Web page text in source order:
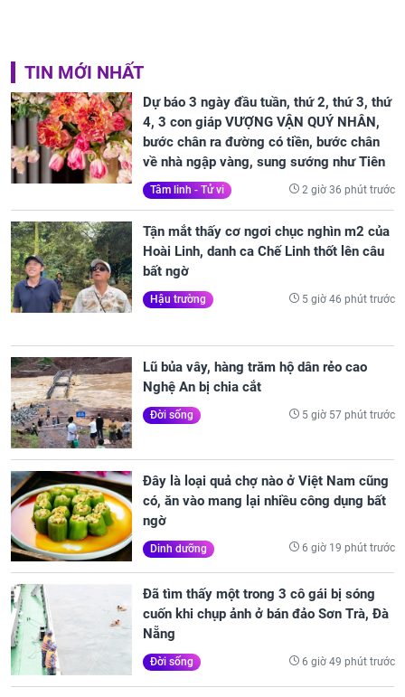
TIN MỚI NHẤT
Dự báo 3 ngày đầu tuần, thứ 2, thứ 3, thứ
4, 3 con giáp VƯỢNG VẬN QUÝ NHÂN,
bước chân ra đường có tiền, bước chân
về nhà ngập vàng, sung sướng như Tiên
Tâm linh - Tử vi 2 giờ 36 phút trước
Tận mắt thấy cơ ngơi chục nghìn m2 của
Hoài Linh, danh ca Chế Linh thốt lên câu
bất ngờ
Hậu trường 5 giờ 46 phút trước
Lũ bủa vây, hàng trăm hộ dân rẻo cao
Nghệ An bị chia cắt
Đời sống 5 giờ 57 phút trước
Đây là loại quả chợ nào ở Việt Nam cũng
có, ăn vào mang lại nhiều công dụng bất
ngờ
Dinh dưỡng 6 giờ 19 phút trước
Đã tìm thấy một trong 3 cô gái bị sóng
cuốn khi chụp ảnh ở bán đảo Sơn Trà, Đà
Nẵng
Đời sống 6 giờ 49 phút trước